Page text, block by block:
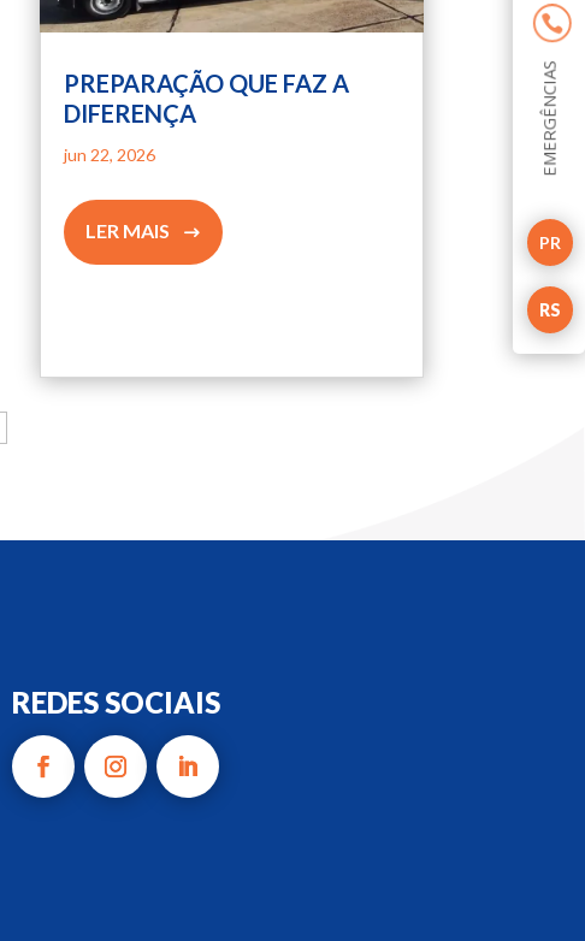
PREPARAÇÃO QUE FAZ A
DIFERENÇA
jun 22, 2026
LER MAIS
REDES SOCIAIS

EMERGÊNCIAS
PR
RS